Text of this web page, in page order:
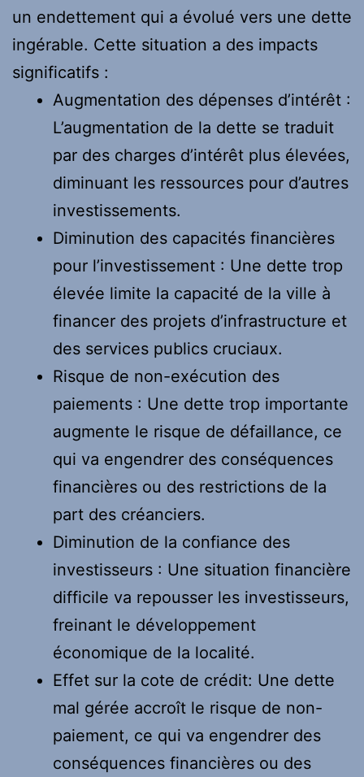
un endettement qui a évolué vers une dette
ingérable. Cette situation a des impacts
significatifs :
Augmentation des dépenses d’intérêt :
L’augmentation de la dette se traduit
par des charges d’intérêt plus élevées,
diminuant les ressources pour d’autres
investissements.
Diminution des capacités financières
pour l’investissement : Une dette trop
élevée limite la capacité de la ville à
financer des projets d’infrastructure et
des services publics cruciaux.
Risque de non-exécution des
paiements : Une dette trop importante
augmente le risque de défaillance, ce
qui va engendrer des conséquences
financières ou des restrictions de la
part des créanciers.
Diminution de la confiance des
investisseurs : Une situation financière
difficile va repousser les investisseurs,
freinant le développement
économique de la localité.
Effet sur la cote de crédit: Une dette
mal gérée accroît le risque de non-
paiement, ce qui va engendrer des
conséquences financières ou des